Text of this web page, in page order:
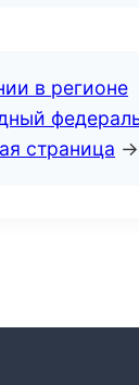
в регионе
страница →